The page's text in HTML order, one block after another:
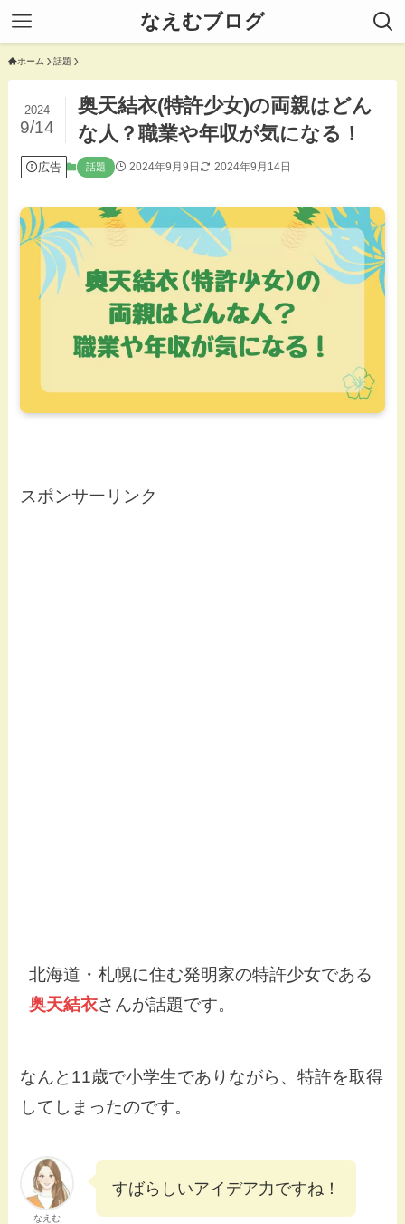
なえむブログ
ホーム 話題
奥天結衣(特許少女)の両親はどん
な人？職業や年収が気になる！
2024
9/14
広告 話題 2024年9月9日 2024年9月14日
スポンサーリンク
北海道・札幌に住む発明家の特許少女である
奥天結衣さんが話題です。
なんと11歳で小学生でありながら、特許を取得
してしまったのです。
なえむ
すばらしいアイデア力ですね！